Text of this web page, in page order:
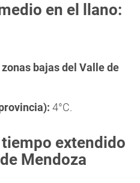
en el llano:
bajas del Valle de
4°C.
extendido
Mendoza